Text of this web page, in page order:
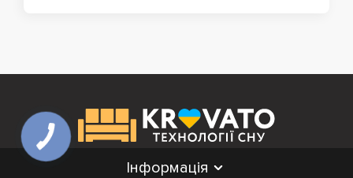
Інформація